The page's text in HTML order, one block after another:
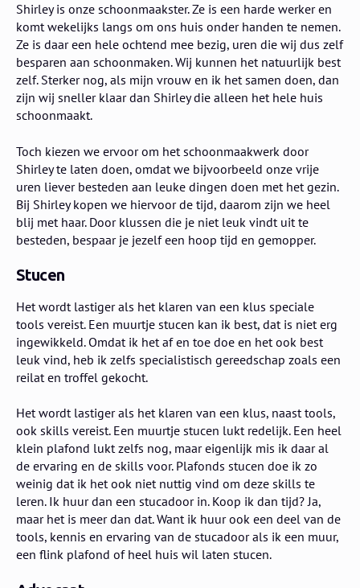
Shirley is onze schoonmaakster. Ze is een harde werker en
komt wekelijks langs om ons huis onder handen te nemen.
Ze is daar een hele ochtend mee bezig, uren die wij dus zelf
besparen aan schoonmaken. Wij kunnen het natuurlijk best
zelf. Sterker nog, als mijn vrouw en ik het samen doen, dan
zijn wij sneller klaar dan Shirley die alleen het hele huis
schoonmaakt.
Toch kiezen we ervoor om het schoonmaakwerk door
Shirley te laten doen, omdat we bijvoorbeeld onze vrije
uren liever besteden aan leuke dingen doen met het gezin.
Bij Shirley kopen we hiervoor de tijd, daarom zijn we heel
blij met haar. Door klussen die je niet leuk vindt uit te
besteden, bespaar je jezelf een hoop tijd en gemopper.
Stucen
Het wordt lastiger als het klaren van een klus speciale
tools vereist. Een muurtje stucen kan ik best, dat is niet erg
ingewikkeld. Omdat ik het af en toe doe en het ook best
leuk vind, heb ik zelfs specialistisch gereedschap zoals een
reilat en troffel gekocht.
Het wordt lastiger als het klaren van een klus, naast tools,
ook skills vereist. Een muurtje stucen lukt redelijk. Een heel
klein plafond lukt zelfs nog, maar eigenlijk mis ik daar al
de ervaring en de skills voor. Plafonds stucen doe ik zo
weinig dat ik het ook niet nuttig vind om deze skills te
leren. Ik huur dan een stucadoor in. Koop ik dan tijd? Ja,
maar het is meer dan dat. Want ik huur ook een deel van de
tools, kennis en ervaring van de stucadoor als ik een muur,
een flink plafond of heel huis wil laten stucen.